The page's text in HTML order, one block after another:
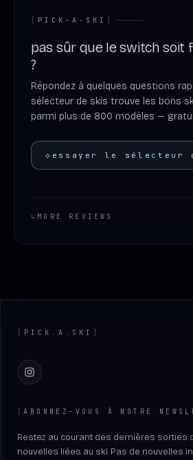
[ PICK-A-SKI ]
pas sûr que le switch soit
?
Répondez à quelques questions
sélecteur de skis trouve les bons
parmi plus de 800 modèles —
◇ essayer le sélecteur
↳ MORE REVIEWS
[ PICK . A . SKI ]
Instagram
[ABONNEZ-VOUS À NOTRE
Restez au courant des dernières sorties
nouvelles liées au ski. Pas de nouvelles